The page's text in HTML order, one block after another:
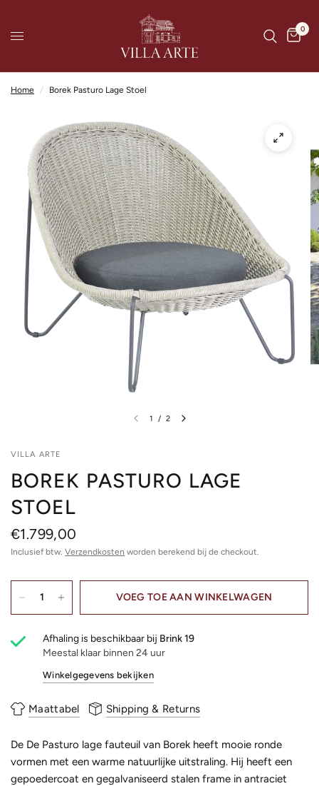
0
Home / Borek Pasturo Lage Stoel
1 / 2
VILLA ARTE
BOREK PASTURO LAGE
STOEL
€1.799,00
Inclusief btw. Verzendkosten worden berekend bij de checkout.
VOEG TOE AAN WINKELWAGEN
Afhaling is beschikbaar bij Brink 19
Meestal klaar binnen 24 uur
Winkelgegevens bekijken
Maattabel Shipping & Returns
De De Pasturo lage fauteuil van Borek heeft mooie ronde
vormen met een warme natuurlijke uitstraling. Hij heeft een
gepoedercoat en gegalvaniseerd stalen frame in antraciet